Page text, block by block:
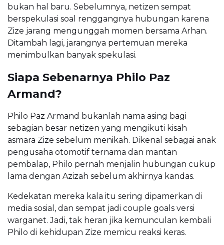
bukan hal baru. Sebelumnya, netizen sempat
berspekulasi soal renggangnya hubungan karena
Zize jarang mengunggah momen bersama Arhan.
Ditambah lagi, jarangnya pertemuan mereka
menimbulkan banyak spekulasi.
Siapa Sebenarnya Philo Paz
Armand?
Philo Paz Armand bukanlah nama asing bagi
sebagian besar netizen yang mengikuti kisah
asmara Zize sebelum menikah. Dikenal sebagai anak
pengusaha otomotif ternama dan mantan
pembalap, Philo pernah menjalin hubungan cukup
lama dengan Azizah sebelum akhirnya kandas.
Kedekatan mereka kala itu sering dipamerkan di
media sosial, dan sempat jadi couple goals versi
warganet. Jadi, tak heran jika kemunculan kembali
Philo di kehidupan Zize memicu reaksi keras.